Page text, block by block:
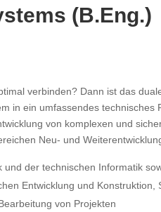
(B.Eng.)
verbinden? Dann ist das
in ein umfassendes
von komplexen und
Neu- und
der technischen Informatik
Entwicklung und
von Projekten